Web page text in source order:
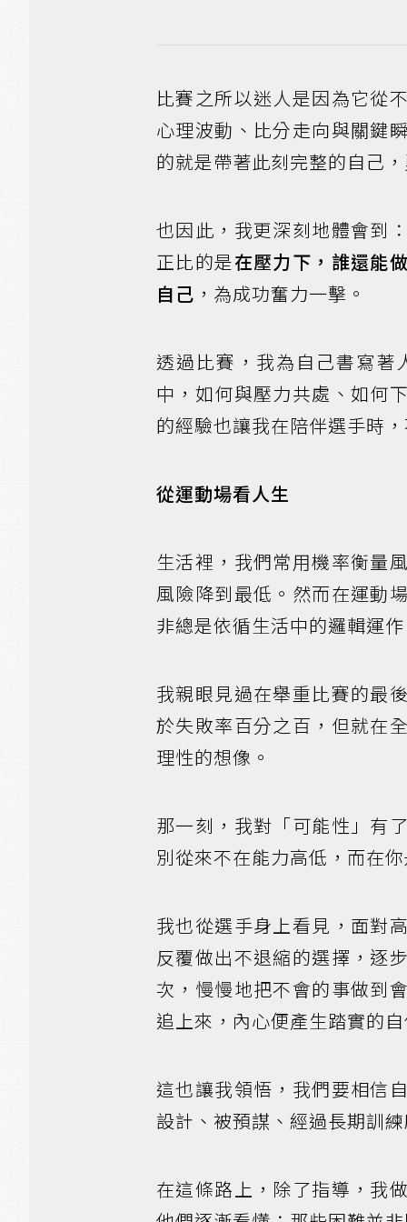
比賽之所以迷人是因為它從
心理波動、比分走向與關鍵
的就是帶著此刻完整的自己
也因此，我更深刻地體會到
正比的是在壓力下，誰還能
自己 ，為成功奮力一擊。
透過比賽，我為自己書寫
中，如何與壓力共處、如何
的經驗也讓我在陪伴選手時
從運動場看人生
生活裡，我們常用機率衡量
風險降到最低。然而在運動
非總是依循生活中的邏輯運
我親眼見過在舉重比賽的最
於失敗率百分之百，但就在
理性的想像。
那一刻，我對「可能性」有
別從來不在能力高低，而在
我也從選手身上看見，面對
反覆做出不退縮的選擇，逐
次，慢慢地把不會的事做到
追上來，內心便產生踏實的
這也讓我領悟，我們要相信
設計、被預謀、經過長期訓
在這條路上，除了指導，我